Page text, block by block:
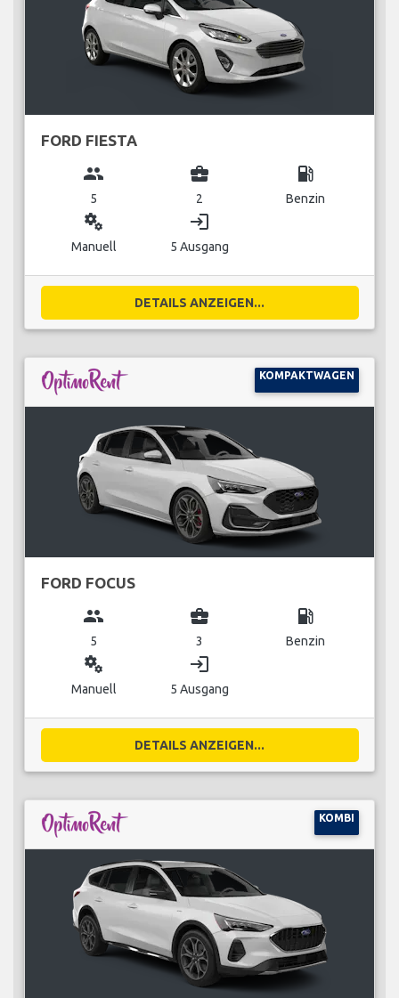
FORD FIESTA
group
5
business_center
2
local_gas_station
Benzin
miscellaneous_services
Manuell
login
5 Ausgang
DETAILS ANZEIGEN...
KOMPAKTWAGEN
FORD FOCUS
group
5
business_center
3
local_gas_station
Benzin
miscellaneous_services
Manuell
login
5 Ausgang
DETAILS ANZEIGEN...
KOMBI